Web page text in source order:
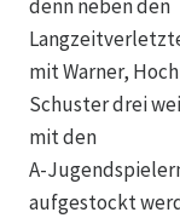
denn neben den
mit Warner,
Schuster drei
mit den
A-
aufgestockt